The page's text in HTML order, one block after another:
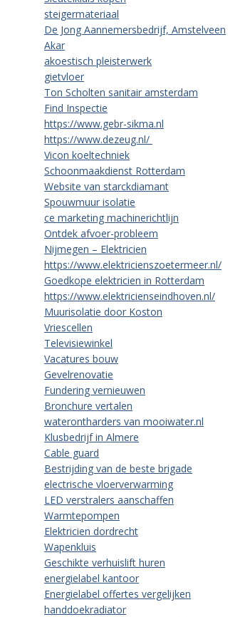
steigermateriaal
De Jong Aannemersbedrijf, Amstelveen
Akar
akoestisch pleisterwerk
gietvloer
Ton Scholten sanitair amsterdam
Find Inspectie
https://www.gebr-sikma.nl
https://www.dezeug.nl/
Vicon koeltechniek
Schoonmaakdienst Rotterdam
Website van starckdiamant
Spouwmuur isolatie
ce marketing machinerichtlijn
Ontdek afvoer-probleem
Nijmegen – Elektricien
https://www.elektricienszoetermeer.nl/
Goedkope elektricien in Rotterdam
https://www.elektricienseindhoven.nl/
Muurisolatie door Koston
Vriescellen
Televisiewinkel
Vacatures bouw
Gevelrenovatie
Fundering vernieuwen
Bronchure vertalen
waterontharders van mooiwater.nl
Klusbedrijf in Almere
Cable guard
Bestrijding van de beste brigade
electrische vloerverwarming
LED verstralers aanschaffen
Warmtepompen
Elektricien dordrecht
Wapenkluis
Geschikte verhuislift huren
energielabel kantoor
Energielabel offertes vergelijken
handdoekradiator